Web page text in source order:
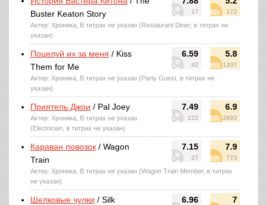
17 172
Buster Keaton Story
Актер: Хроника, В титрах не указан (Restaurant Diner, в титрах не
указан)
6.59
42
5.8
1207
Поцелуй их за меня / Kiss
Them for Me
Актер: Хроника, В титрах не указан (Party Guest, в титрах не
указан)
7.49
122
6.9
2892
Приятель Джои / Pal Joey
Актер: Хроника, В титрах не указан
(Electrician, в титрах не указан)
7.15
27
7.9
773
Караван повозок / Wagon
Train
Актер: Хроника, В титрах не указан (Wagon Train Member, в титрах
не указан)
6.96 7
Шелковые чулки / Silk